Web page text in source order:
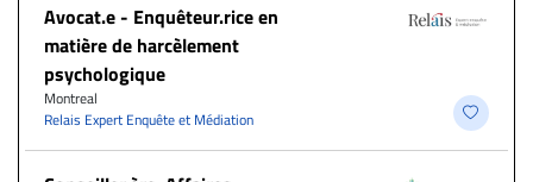
Avocat.e - Enquêteur.rice en
matière de harcèlement
psychologique
Montreal
Relais Expert Enquête et Médiation